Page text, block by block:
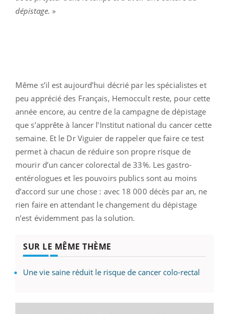
dépistage. »
Même s’il est aujourd’hui décrié par les spécialistes et
peu apprécié des Français, Hemoccult reste, pour cette
année encore, au centre de la campagne de dépistage
que s’apprête à lancer l’Institut national du cancer cette
semaine. Et le Dr Viguier de rappeler que faire ce test
permet à chacun de réduire son propre risque de
mourir d’un cancer colorectal de 33%. Les gastro-
entérologues et les pouvoirs publics sont au moins
d’accord sur une chose : avec 18 000 décès par an, ne
rien faire en attendant le changement du dépistage
n’est évidemment pas la solution.
SUR LE MÊME THÈME
Une vie saine réduit le risque de cancer colo-rectal